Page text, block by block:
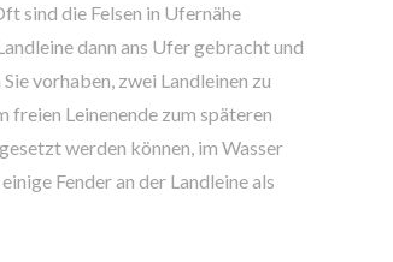
sind die Felsen in Ufernähe
dann ans Ufer gebracht und
vorhaben, zwei Landleinen zu
freien Leinenende zum späteren
werden können, im Wasser
Fender an der Landleine als